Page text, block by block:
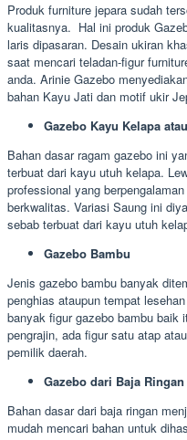
Produk furniture jepara sudah
kualitasnya. Hal ini produk
laris dipasaran. Desain ukiran
saat mencari teladan-figur
anda. Arinie Gazebo
bahan Kayu Jati dan motif ukir
Gazebo Kayu Kelapa
Bahan dasar ragam gazebo ini
terbuat dari kayu utuh kelapa.
professional yang
berkwalitas. Variasi Saung ini
sebab terbuat dari kayu utuh
Gazebo Bambu
Jenis gazebo bambu banyak
penghias ataupun tempat
banyak figur gazebo bambu baik
pengrajin, ada figur satu atap
pemilik daerah.
Gazebo dari Baja Ringan
Bahan dasar dari baja ringan
mudah mencari bahan untuk